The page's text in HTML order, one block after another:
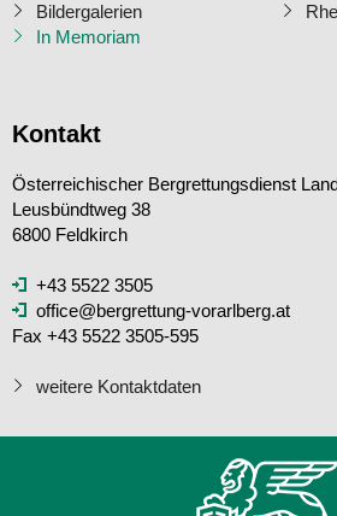
Bildergalerien
In Memoriam
Kontakt
Österreichischer Bergrettungsdienst
Leusbündtweg 38
6800 Feldkirch
+43 5522 3505
office@bergrettung-vorarlberg.at
Fax +43 5522 3505-595
weitere Kontaktdaten